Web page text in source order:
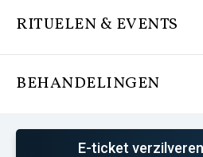
RITUELEN & EVENTS
BEHANDELINGEN
E-ticket verzilveren